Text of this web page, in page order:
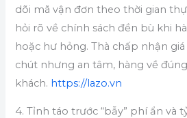
dõi mã vận đơn theo thời gian
hỏi rõ về chính sách đền bù khi
hoặc hư hỏng. Thà chấp nhận
chút nhưng an tâm, hàng về
khách. https://lazo.vn
4. Tỉnh táo trước “bẫy” phí ẩn và